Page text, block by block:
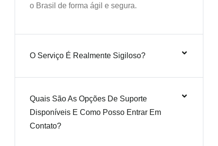
o Brasil de forma ágil e segura.
O Serviço É Realmente Sigiloso?
Quais São As Opções De Suporte
Disponíveis E Como Posso Entrar Em
Contato?